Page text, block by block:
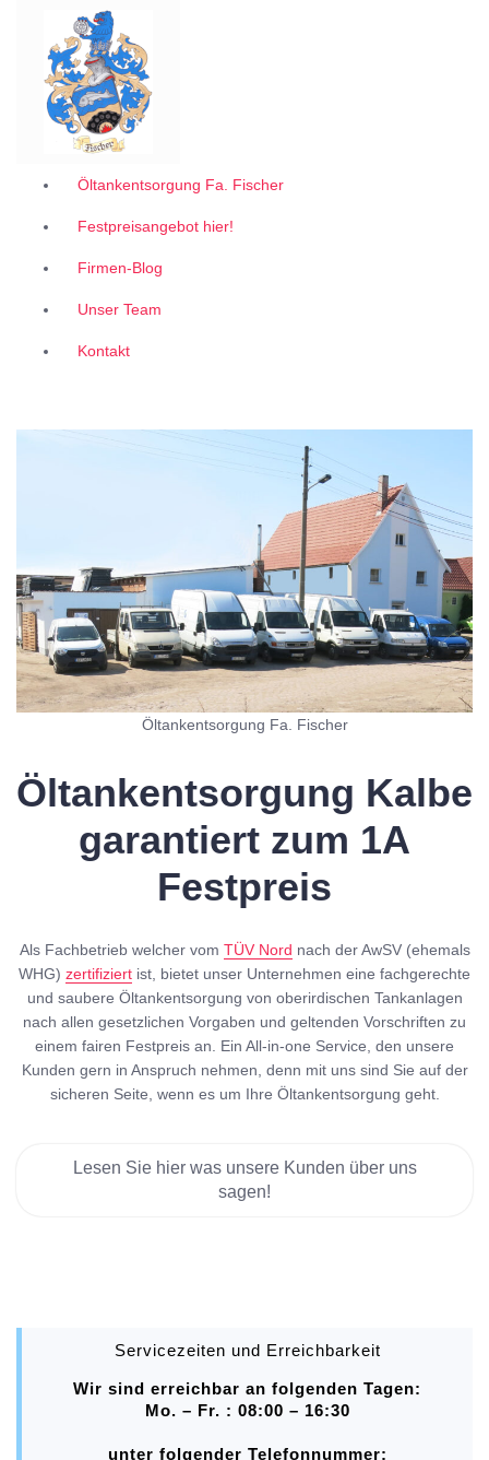
Garantiert zum 1A Festpreis
Öltankentsorgung Fa. Fischer
Festpreisangebot hier!
Firmen-Blog
Unser Team
Kontakt
Öltankentsorgung Fa. Fischer
Öltankentsorgung Kalbe
garantiert zum 1A
Festpreis
Als Fachbetrieb welcher vom TÜV Nord nach der AwSV (ehemals
WHG) zertifiziert ist, bietet unser Unternehmen eine fachgerechte
und saubere Öltankentsorgung von oberirdischen Tankanlagen
nach allen gesetzlichen Vorgaben und geltenden Vorschriften zu
einem fairen Festpreis an. Ein All-in-one Service, den unsere
Kunden gern in Anspruch nehmen, denn mit uns sind Sie auf der
sicheren Seite, wenn es um Ihre Öltankentsorgung geht.
Lesen Sie hier was unsere Kunden über uns
sagen!
Servicezeiten und Erreichbarkeit
Wir sind erreichbar an folgenden Tagen:
Mo. – Fr. : 08:00 – 16:30
unter folgender Telefonnummer: